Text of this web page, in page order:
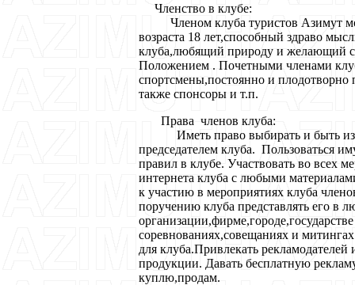
Членство в клубе:
Членом клуба туристов Азимут
возраста 18 лет,способный здраво
клуба,любящий природу и желающий
Положением . Почетными членами
спортсмены,постоянно и
также спонсоры и т.п.
Права членов клуба:
Иметь право выбирать и быть
председателем клуба. Пользоваться
правил в клубе. Участвовать во всех
интернета клуба с любыми
к участию в мероприятиях клуба
поручению клуба представлять его в
соревнованиях,совещаниях и
для клуба.Привлекать
продукции. Давать бесплатную
куплю,продам.